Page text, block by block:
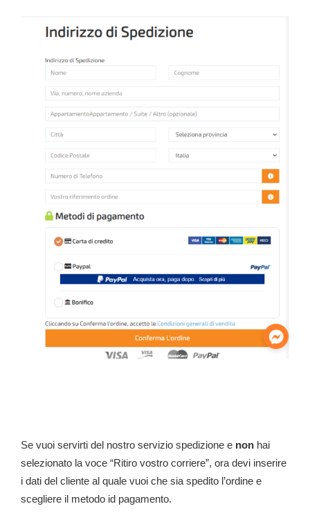
Se vuoi servirti del nostro servizio spedizione e non hai
selezionato la voce “Ritiro vostro corriere”, ora devi inserire
i dati del cliente al quale vuoi che sia spedito l’ordine e
scegliere il metodo id pagamento.